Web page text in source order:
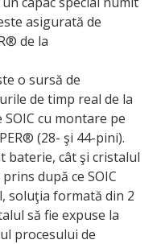
asigurată de
de la
o sursă de
de timp real de la
cu montare pe
(28- şi 44-pini).
baterie, cât şi cristalul
după ce SOIC
soluţia formată din 2
să fie expuse la
procesului de